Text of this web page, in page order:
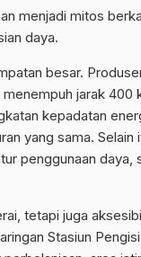
menjadi mitos
daya.
besar.
jarak 400
kepadatan
yang sama. Selain
penggunaan daya,
tetapi juga
Stasiun